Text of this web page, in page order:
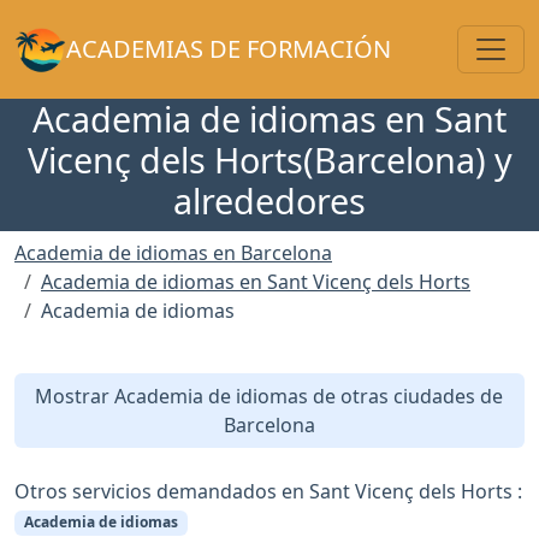
ACADEMIAS DE FORMACIÓN
Academia de idiomas en Sant
Vicenç dels Horts(Barcelona) y
alrededores
Academia de idiomas en Barcelona
Academia de idiomas en Sant Vicenç dels Horts
Academia de idiomas
Mostrar Academia de idiomas de otras ciudades de
Barcelona
Otros servicios demandados en Sant Vicenç dels Horts :
Academia de idiomas